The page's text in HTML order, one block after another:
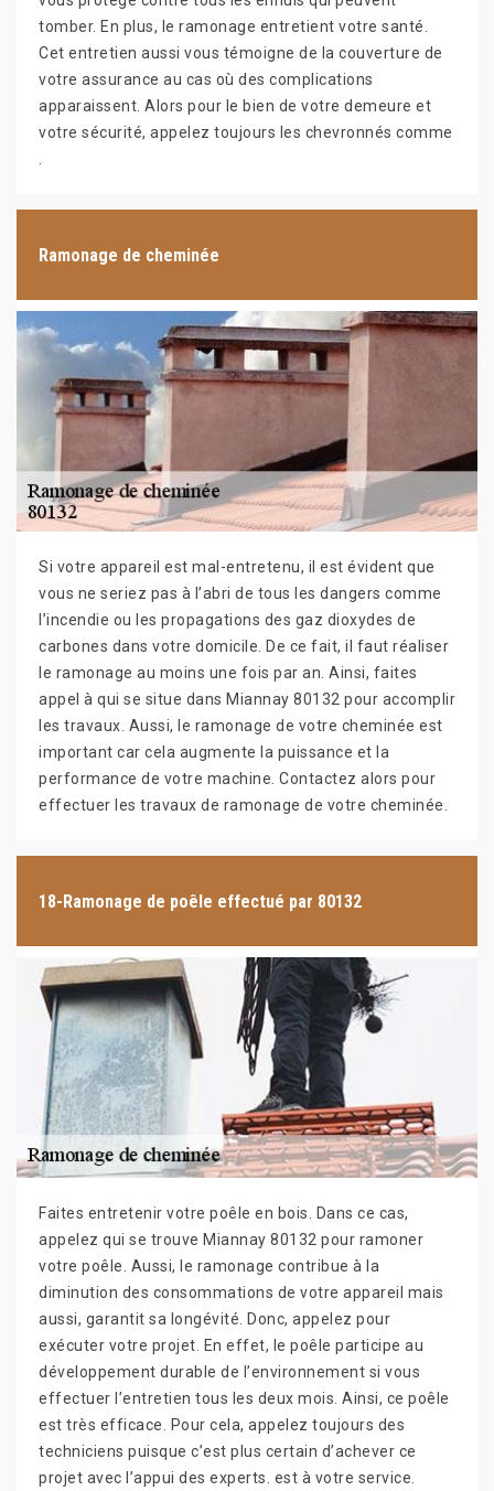
tomber. En plus, le ramonage entretient votre santé.
Cet entretien aussi vous témoigne de la couverture de
votre assurance au cas où des complications
apparaissent. Alors pour le bien de votre demeure et
votre sécurité, appelez toujours les chevronnés comme
Ramonage de cheminée
Si votre appareil est mal-entretenu, il est évident que
vous ne seriez pas à l’abri de tous les dangers comme
l’incendie ou les propagations des gaz dioxydes de
carbones dans votre domicile. De ce fait, il faut réaliser
le ramonage au moins une fois par an. Ainsi, faites
appel à qui se situe dans Miannay 80132 pour accomplir
les travaux. Aussi, le ramonage de votre cheminée est
important car cela augmente la puissance et la
performance de votre machine. Contactez alors pour
effectuer les travaux de ramonage de votre cheminée.
18-Ramonage de poêle effectué par 80132
Faites entretenir votre poêle en bois. Dans ce cas,
appelez qui se trouve Miannay 80132 pour ramoner
votre poêle. Aussi, le ramonage contribue à la
diminution des consommations de votre appareil mais
aussi, garantit sa longévité. Donc, appelez pour
exécuter votre projet. En effet, le poêle participe au
développement durable de l’environnement si vous
effectuer l’entretien tous les deux mois. Ainsi, ce poêle
est très efficace. Pour cela, appelez toujours des
techniciens puisque c’est plus certain d’achever ce
projet avec l’appui des experts. est à votre service.